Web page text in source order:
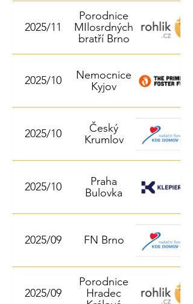
2025/11
Porodnice
MIlosrdných
bratří Brno
2025/10
Nemocnice
Kyjov
2025/10
Český
Krumlov
2025/10
Praha
Bulovka
2025/09 FN Brno
2025/09
Porodnice
Hradec